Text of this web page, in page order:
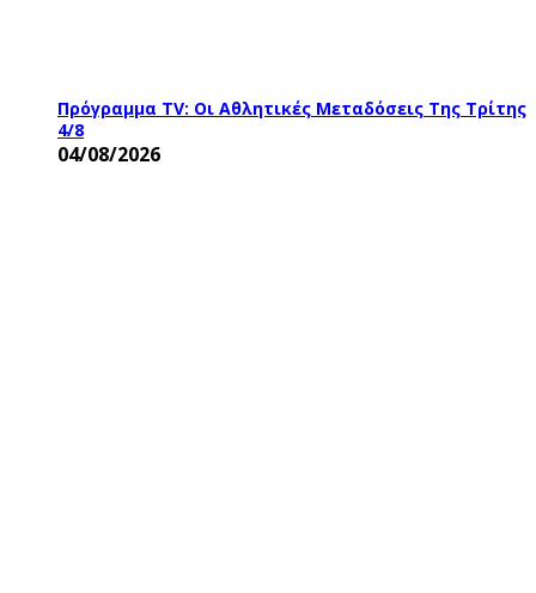
Πρόγραμμα TV: Οι Αθλητικές Μεταδόσεις Της Τρίτης
4/8
04/08/2026